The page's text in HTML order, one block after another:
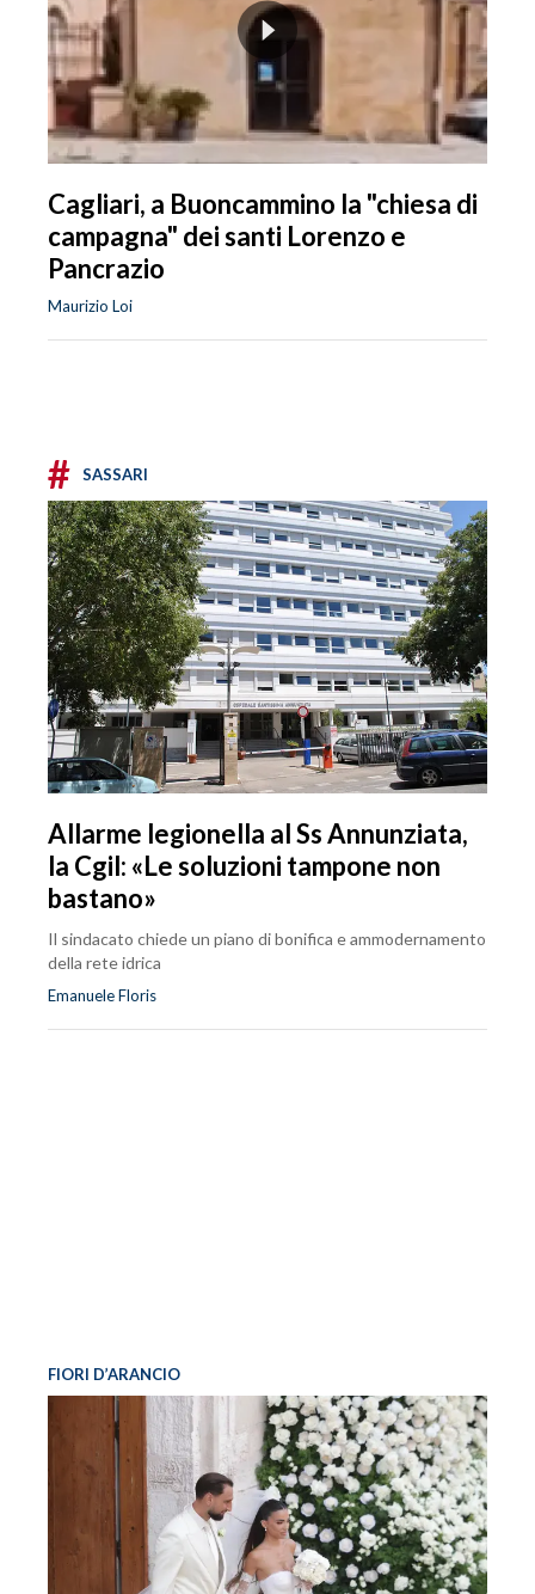
Cagliari, a Buoncammino la "chiesa di
campagna" dei santi Lorenzo e
Pancrazio
Maurizio Loi
# SASSARI
Allarme legionella al Ss Annunziata,
la Cgil: «Le soluzioni tampone non
bastano»
Il sindacato chiede un piano di bonifica e ammodernamento
della rete idrica
Emanuele Floris
FIORI D’ARANCIO